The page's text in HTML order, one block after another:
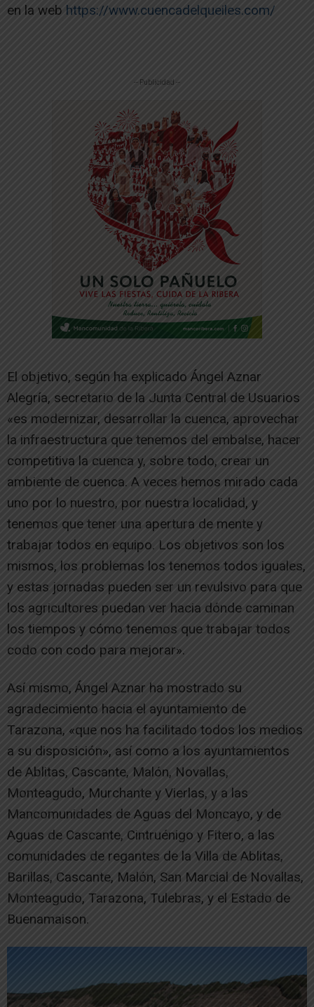
en la web https://www.cuencadelqueiles.com/
-- Publicidad --
El objetivo, según ha explicado Ángel Aznar
Alegría, secretario de la Junta Central de Usuarios
«es modernizar, desarrollar la cuenca, aprovechar
la infraestructura que tenemos del embalse, hacer
competitiva la cuenca y, sobre todo, crear un
ambiente de cuenca. A veces hemos mirado cada
uno por lo nuestro, por nuestra localidad, y
tenemos que tener una apertura de mente y
trabajar todos en equipo. Los objetivos son los
mismos, los problemas los tenemos todos iguales,
y estas jornadas pueden ser un revulsivo para que
los agricultores puedan ver hacia dónde caminan
los tiempos y cómo tenemos que trabajar todos
codo con codo para mejorar».
Así mismo, Ángel Aznar ha mostrado su
agradecimiento hacia el ayuntamiento de
Tarazona, «que nos ha facilitado todos los medios
a su disposición», así como a los ayuntamientos
de Ablitas, Cascante, Malón, Novallas,
Monteagudo, Murchante y Vierlas, y a las
Mancomunidades de Aguas del Moncayo, y de
Aguas de Cascante, Cintruénigo y Fitero, a las
comunidades de regantes de la Villa de Ablitas,
Barillas, Cascante, Malón, San Marcial de Novallas,
Monteagudo, Tarazona, Tulebras, y el Estado de
Buenamaison.